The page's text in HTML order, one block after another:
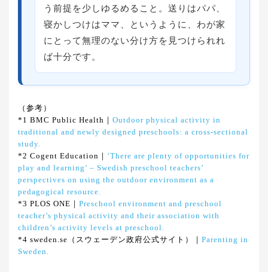
う前提を少しゆるめること。送りはパパ、
寝かしつけはママ、というように、わが家
にとって無理のない分け方を見つけられれ
ば十分です。
（参考）
*1 BMC Public Health｜ Outdoor physical activity in
traditional and newly designed preschools: a cross-sectional
study.
*2 Cogent Education｜ ‘There are plenty of opportunities for
play and learning’ – Swedish preschool teachers’
perspectives on using the outdoor environment as a
pedagogical resource.
*3 PLOS ONE｜ Preschool environment and preschool
teacher’s physical activity and their association with
children’s activity levels at preschool.
*4 sweden.se（スウェーデン政府公式サイト）｜ Parenting in
Sweden.